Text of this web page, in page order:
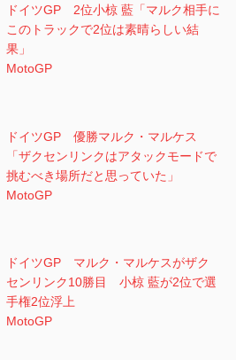
ドイツGP 2位小椋 藍「マルク相手に
このトラックで2位は素晴らしい結
果」
MotoGP
ドイツGP 優勝マルク・マルケス
「ザクセンリンクはアタックモードで
挑むべき場所だと思っていた」
MotoGP
ドイツGP マルク・マルケスがザク
センリンク10勝目 小椋 藍が2位で選
手権2位浮上
MotoGP